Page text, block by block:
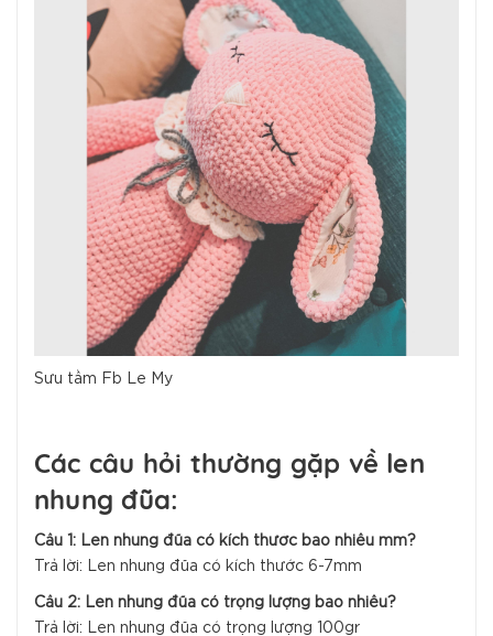
Sưu tầm Fb Le My
Các câu hỏi thường gặp về len
nhung đũa:
Câu 1: Len nhung đũa có kích thước bao nhiêu mm?
Trả lời: Len nhung đũa có kích thước 6-7mm
Câu 2: Len nhung đũa có trọng lượng bao nhiêu?
Trả lời: Len nhung đũa có trọng lượng 100gr